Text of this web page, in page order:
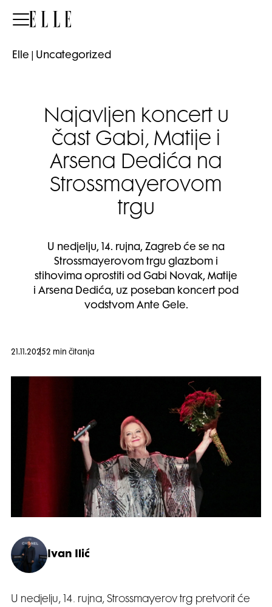
Elle
Elle Uncategorized
Najavljen koncert u
čast Gabi, Matije i
Arsena Dedića na
Strossmayerovom
trgu
U nedjelju, 14. rujna, Zagreb će se na
Strossmayerovom trgu glazbom i
stihovima oprostiti od Gabi Novak, Matije
i Arsena Dedića, uz poseban koncert pod
vodstvom Ante Gele.
21.11.20252 min čitanja
Ivan Ilić
U nedjelju, 14. rujna, Strossmayerov trg pretvorit će